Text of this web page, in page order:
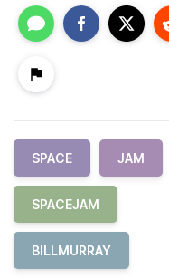
SPACE JAM
SPACEJAM
BILLMURRAY